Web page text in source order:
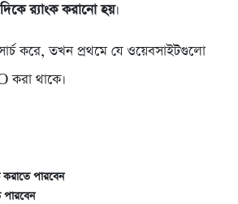
র‍্যাংক করানো হয়।
করে, তখন প্রথমে যে ওয়েবসাইটগুলো
করা থাকে।
করাতে পারবেন
পারবেন